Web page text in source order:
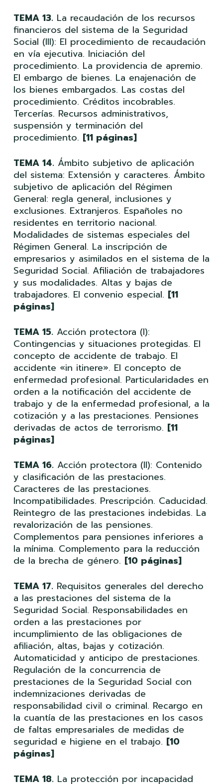
TEMA 13. La recaudación de los recursos
financieros del sistema de la Seguridad
Social (III): El procedimiento de recaudación
en vía ejecutiva. Iniciación del
procedimiento. La providencia de apremio.
El embargo de bienes. La enajenación de
los bienes embargados. Las costas del
procedimiento. Créditos incobrables.
Tercerías. Recursos administrativos,
suspensión y terminación del
procedimiento. [11 páginas]
TEMA 14. Ámbito subjetivo de aplicación
del sistema: Extensión y caracteres. Ámbito
subjetivo de aplicación del Régimen
General: regla general, inclusiones y
exclusiones. Extranjeros. Españoles no
residentes en territorio nacional.
Modalidades de sistemas especiales del
Régimen General. La inscripción de
empresarios y asimilados en el sistema de la
Seguridad Social. Afiliación de trabajadores
y sus modalidades. Altas y bajas de
trabajadores. El convenio especial. [11
páginas]
TEMA 15. Acción protectora (I):
Contingencias y situaciones protegidas. El
concepto de accidente de trabajo. El
accidente «in itinere». El concepto de
enfermedad profesional. Particularidades en
orden a la notificación del accidente de
trabajo y de la enfermedad profesional, a la
cotización y a las prestaciones. Pensiones
derivadas de actos de terrorismo. [11
páginas]
TEMA 16. Acción protectora (II): Contenido
y clasificación de las prestaciones.
Caracteres de las prestaciones.
Incompatibilidades. Prescripción. Caducidad.
Reintegro de las prestaciones indebidas. La
revalorización de las pensiones.
Complementos para pensiones inferiores a
la mínima. Complemento para la reducción
de la brecha de género. [10 páginas]
TEMA 17. Requisitos generales del derecho
a las prestaciones del sistema de la
Seguridad Social. Responsabilidades en
orden a las prestaciones por
incumplimiento de las obligaciones de
afiliación, altas, bajas y cotización.
Automaticidad y anticipo de prestaciones.
Regulación de la concurrencia de
prestaciones de la Seguridad Social con
indemnizaciones derivadas de
responsabilidad civil o criminal. Recargo en
la cuantía de las prestaciones en los casos
de faltas empresariales de medidas de
seguridad e higiene en el trabajo. [10
páginas]
TEMA 18. La protección por incapacidad